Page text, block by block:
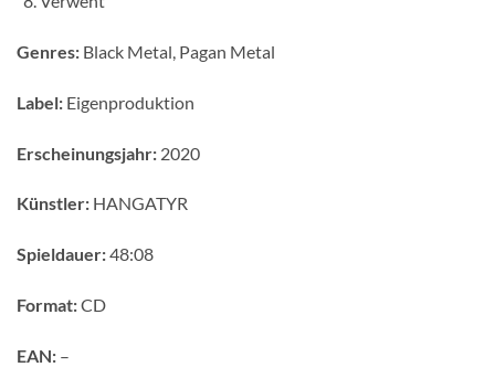
Genres: Black Metal, Pagan Metal
Label: Eigenproduktion
Erscheinungsjahr: 2020
Künstler: HANGATYR
Spieldauer:48:08
Format:CD
EAN: –